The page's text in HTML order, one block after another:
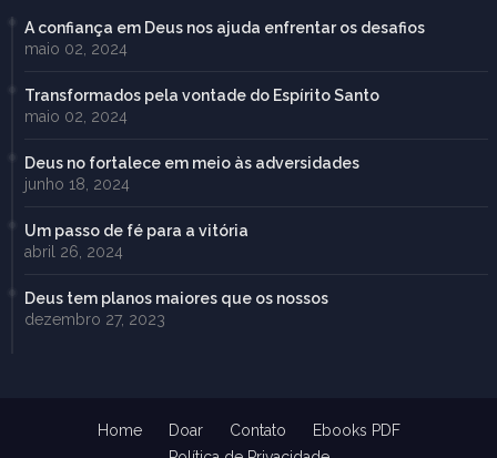
A confiança em Deus nos ajuda enfrentar os desafios
maio 02, 2024
Transformados pela vontade do Espírito Santo
maio 02, 2024
Deus no fortalece em meio às adversidades
junho 18, 2024
Um passo de fé para a vitória
abril 26, 2024
Deus tem planos maiores que os nossos
dezembro 27, 2023
Home Doar Contato
Ebooks PDF